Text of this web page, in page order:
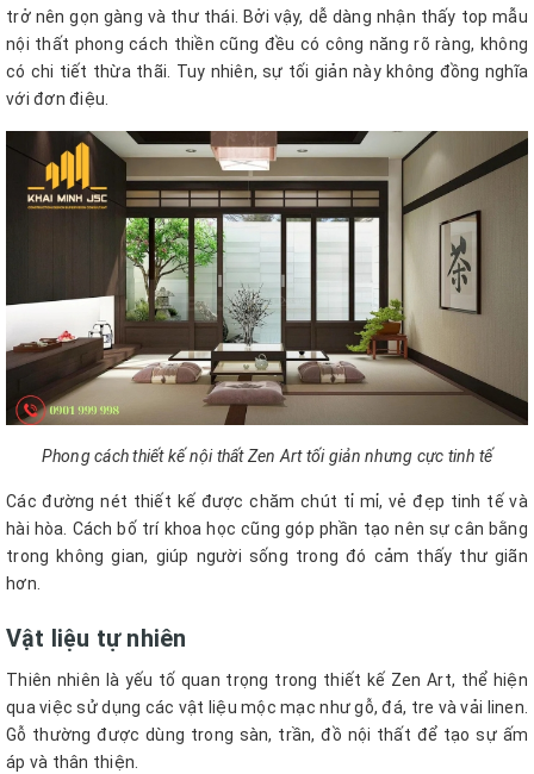
trở nên gọn gàng và thư thái. Bởi vậy, dễ dàng nhận thấy top mẫu
nội thất phong cách thiền cũng đều có công năng rõ ràng, không
có chi tiết thừa thãi. Tuy nhiên, sự tối giản này không đồng nghĩa
với đơn điệu.
Phong cách thiết kế nội thất Zen Art tối giản nhưng cực tinh tế
Các đường nét thiết kế được chăm chút tỉ mỉ, vẻ đẹp tinh tế và
hài hòa. Cách bố trí khoa học cũng góp phần tạo nên sự cân bằng
trong không gian, giúp người sống trong đó cảm thấy thư giãn
hơn.
Vật liệu tự nhiên
Thiên nhiên là yếu tố quan trọng trong thiết kế Zen Art, thể hiện
qua việc sử dụng các vật liệu mộc mạc như gỗ, đá, tre và vải linen.
Gỗ thường được dùng trong sàn, trần, đồ nội thất để tạo sự ấm
áp và thân thiện.